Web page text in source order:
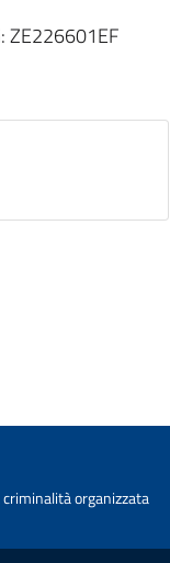
ZE226601EF
organizzata